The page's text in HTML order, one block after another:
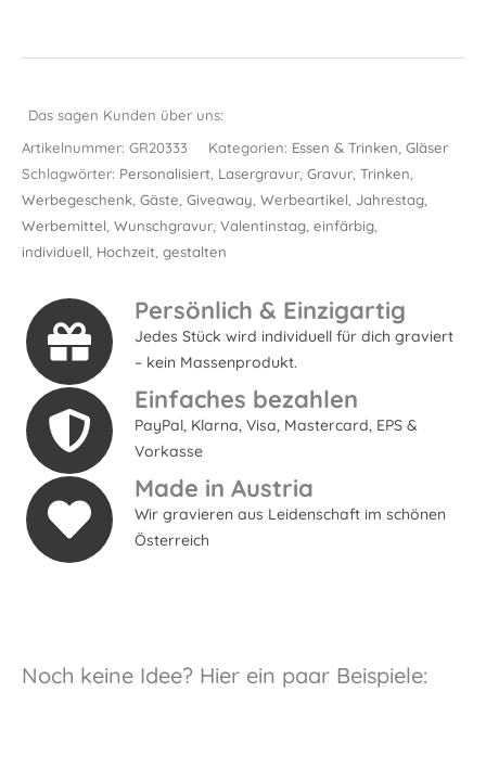
Das sagen Kunden über uns:
Artikelnummer: GR20333 Kategorien: Essen & Trinken, Gläser
Schlagwörter: Personalisiert, Lasergravur, Gravur, Trinken,
Werbegeschenk, Gäste, Giveaway, Werbeartikel, Jahrestag,
Werbemittel, Wunschgravur, Valentinstag, einfärbig,
individuell, Hochzeit, gestalten
Persönlich & Einzigartig
Jedes Stück wird individuell für dich graviert
– kein Massenprodukt.
Einfaches bezahlen
PayPal, Klarna, Visa, Mastercard, EPS &
Vorkasse
Made in Austria
Wir gravieren aus Leidenschaft im schönen
Österreich
Noch keine Idee? Hier ein paar Beispiele: